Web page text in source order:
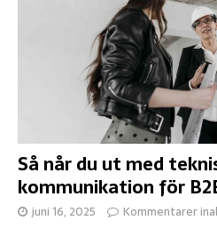
Så når du ut med
kommunikation för
juni 16, 2025 Kommentarer